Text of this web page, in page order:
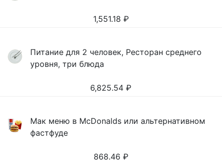
1,551.18 ₽
Питание для 2 человек, Ресторан среднего
уровня, три блюда
6,825.54 ₽
Мак меню в McDonalds или альтернативном
фастфуде
868.46 ₽